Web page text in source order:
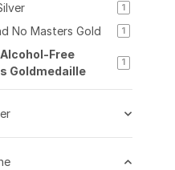
1Artikel
No Masters Gold 1Artikel
Free
Goldmedaille
1Artikel